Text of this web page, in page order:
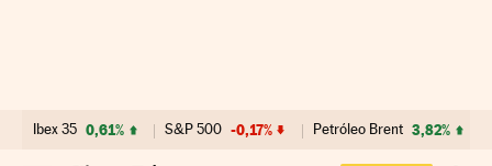
Ibex 35 0,61% S&P 500 -0,17% Petróleo Brent 3,82%